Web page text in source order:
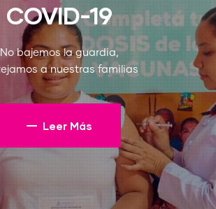
COVID-19
No bajemos la guardia,
a nuestras familias
Leer Más